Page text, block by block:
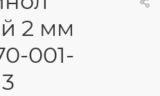
2 мм
001-